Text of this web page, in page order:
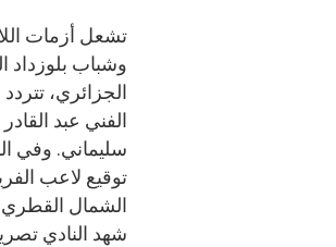
تشعل أزمات
وشباب بلوزداد
الجزائري،
الفني عبد
سليماني. وفي
توقيع لاعب
الشمال
شهد النادي